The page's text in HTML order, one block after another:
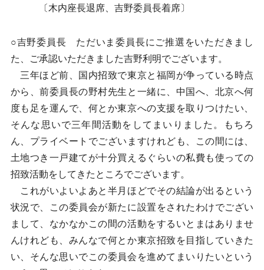
〔木内座長退席、吉野委員長着席〕
○吉野委員長 ただいま委員長にご推選をいただきまし
た、ご承認いただきました吉野利明でございます。
三年ほど前、国内招致で東京と福岡が争っている時点
から、前委員長の野村先生と一緒に、中国へ、北京へ何
度も足を運んで、何とか東京への支援を取りつけたい、
そんな思いで三年間活動をしてまいりました。もちろ
ん、プライベートでございますけれども、この間には、
土地つき一戸建てが十分買えるぐらいの私費も使っての
招致活動をしてきたところでございます。
これがいよいよあと半月ほどでその結論が出るという
状況で、この委員会が新たに設置をされたわけでござい
まして、なかなかこの間の活動をするいとまはありませ
んけれども、みんなで何とか東京招致を目指していきた
い、そんな思いでこの委員会を進めてまいりたいという